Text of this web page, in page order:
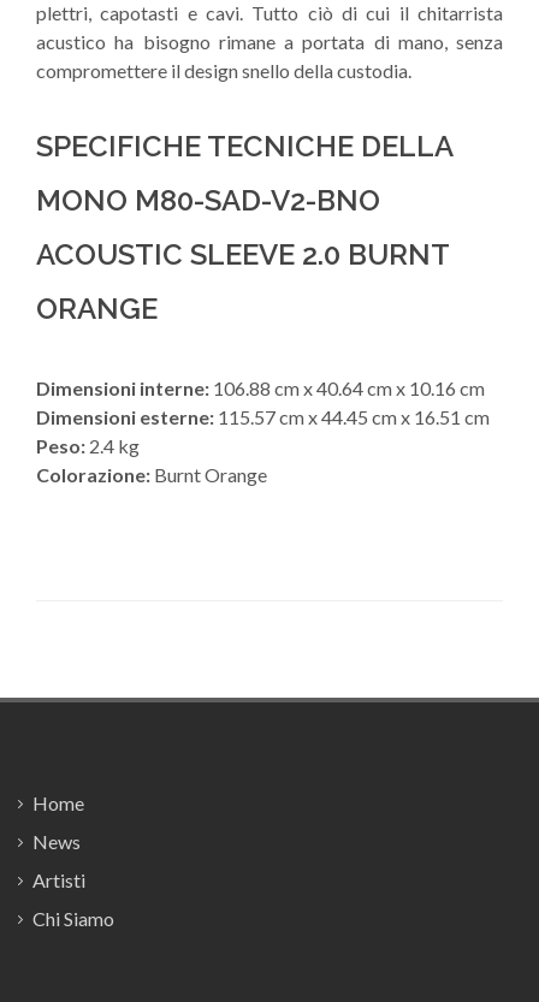
plettri, capotasti e cavi. Tutto ciò di cui il chitarrista
acustico ha bisogno rimane a portata di mano, senza
compromettere il design snello della custodia.
SPECIFICHE TECNICHE DELLA
MONO M80-SAD-V2-BNO
ACOUSTIC SLEEVE 2.0 BURNT
ORANGE
Dimensioni interne: 106.88 cm x 40.64 cm x 10.16 cm
Dimensioni esterne: 115.57 cm x 44.45 cm x 16.51 cm
Peso: 2.4 kg
Colorazione: Burnt Orange
Home
News
Artisti
Chi Siamo